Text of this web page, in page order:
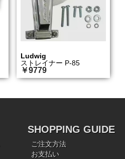
Ludwig
ストレイナー P-85
￥9779
SHOPPING GUIDE
ご注文方法
お支払い